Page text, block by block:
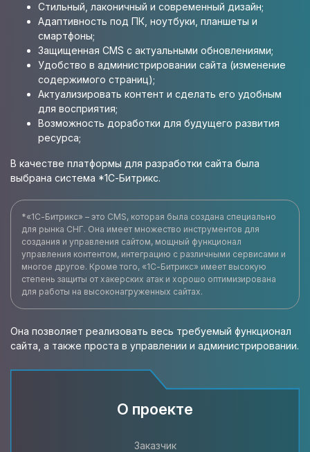
Стильный, лаконичный и современный дизайн;
Адаптивность под ПК, ноутбуки, планшеты и
смартфоны;
Защищенная CMS с актуальными обновлениями;
Удобство в администрировании сайта (изменение
содержимого страниц);
Актуализировать контент и сделать его удобным
для восприятия;
Возможность доработки для будущего развития
ресурса;
В качестве платформы для разработки сайта была
выбрана система *1С-Битрикс.
*«1С-Битрикс» – это CMS, которая была создана специально
для рынка СНГ. Она имеет множество инструментов для
создания и управления сайтом, мощный функционал
управления контентом, интеграцию с различными сервисами и
многое другое. Кроме того, «1С-Битрикс» имеет высокую
степень защиты от хакерских атак и хорошо оптимизирована
для работы на высоконагруженных сайтах.
Она позволяет реализовать весь требуемый функционал
сайта, а также проста в управлении и администрировании.
О проекте
Заказчик